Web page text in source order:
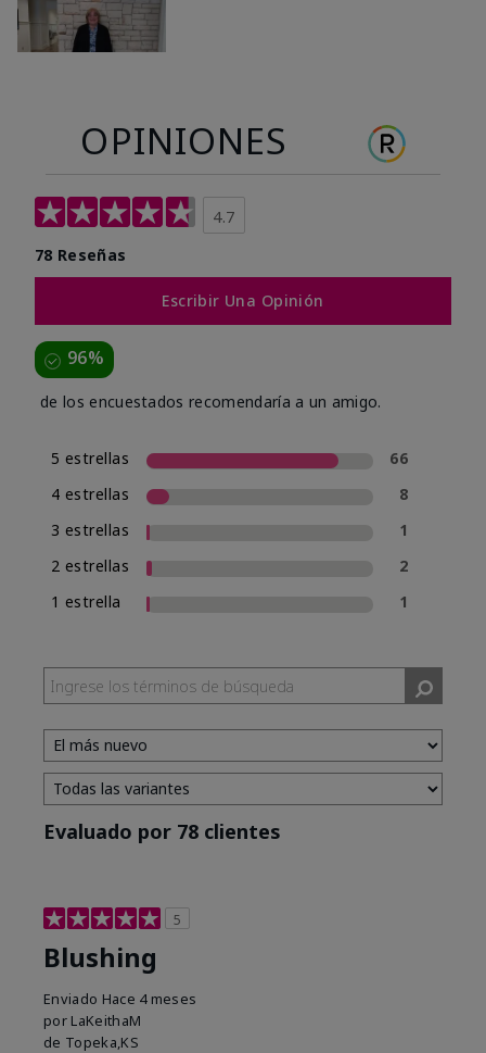
OPINIONES
4.7
78 Reseñas
Escribir Una Opinión
96%
de los encuestados recomendaría a un amigo.
5 estrellas
66
4 estrellas
8
3 estrellas
1
2 estrellas
2
1 estrella
1
Evaluado por 78 clientes
5
Blushing
Enviado Hace 4 meses
por LaKeithaM
de Topeka,KS